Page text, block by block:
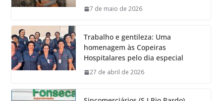
7 de maio de 2026
Trabalho e gentileza: Uma
homenagem às Copeiras
Hospitalares pelo dia especial
27 de abril de 2026